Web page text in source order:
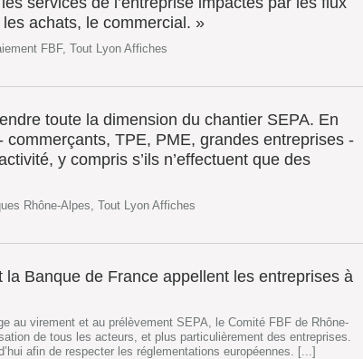
achats, le commercial. »
FBF, Tout Lyon Affiches
toute la dimension du chantier SEPA. En
TPE, PME, grandes entreprises -
y compris s’ils n’effectuent que des
Rhône-Alpes, Tout Lyon Affiches
Banque de France appellent les entreprises à
au virement et au prélèvement SEPA, le Comité FBF de Rhône-
de tous les acteurs, et plus particulièrement des entreprises.
afin de respecter les réglementations européennes. [...]